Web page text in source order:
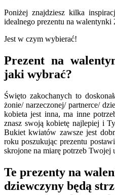
Poniżej znajdziesz kilka
idealnego prezentu na walentynki
Jest w czym wybierać!
Prezent na
jaki wybrać?
Święto zakochanych to
żonie/ narzeczonej/ partnerce/
kobieta jest inna, ma inne
znasz swoją kobietę najlepiej i
Bukiet kwiatów zawsze jest
roku poszukując prezentu
skrojone na miarę potrzeb Twojej
Te prezenty na
dziewczyny będą